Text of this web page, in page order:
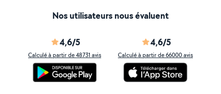
Nos utilisateurs nous évaluent
4,6/5
Calculé à partir de 48731 avis
4,6/5
Calculé à partir de 66000 avis